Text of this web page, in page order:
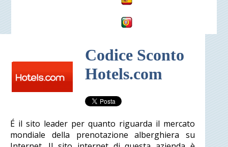
Codice Sconto
Hotels.com
É il sito leader per quanto riguarda il mercato
mondiale della prenotazione alberghiera su